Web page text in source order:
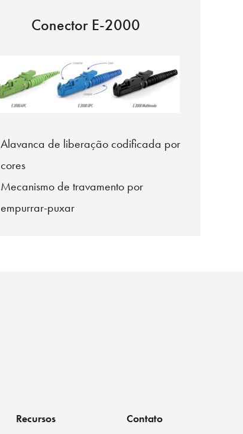
Conector E-2000
Alavanca de liberação codificada por
cores
Mecanismo de travamento por
empurrar-puxar
Recursos
Contato